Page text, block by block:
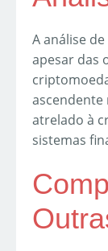
A análise
apesar das
ascendente
atrelado à
sistemas